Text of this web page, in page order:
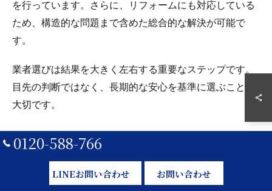
を行っています。さらに、リフォームにも対応している
ため、構造的な問題まで含めた総合的な解決が可能で
す。
業者選びは結果を大きく左右する重要なステップです。
目先の判断ではなく、長期的な安心を基準に選ぶことが
大切です。
カビ除去とリフォームを同時に行う
メリット
0120-588-766
LINEお問い合わせ お問い合わせ